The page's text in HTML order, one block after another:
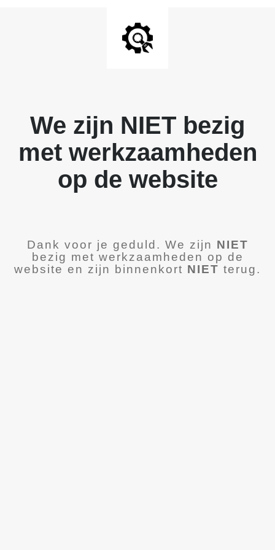
We zijn NIET bezig
met werkzaamheden
op de website
Dank voor je geduld. We zijn NIET
bezig met werkzaamheden op de
website en zijn binnenkort NIET terug.